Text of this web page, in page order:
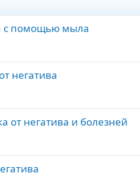
с помощью мыла
негатива
от негатива и болезней